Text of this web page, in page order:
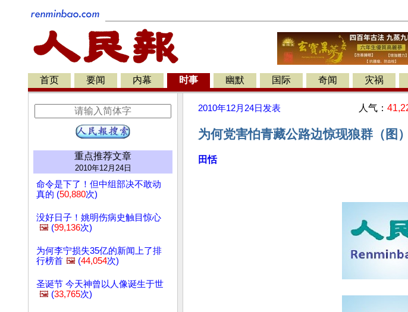
首页 要闻 内幕 时事 幽默 国际 奇闻 灾祸
重点推荐文章
2010年12月24日
命令是下了！但中组部决不敢动
真的 (50,880次)
没好日子！姚明伤病史触目惊心
🖼️ (99,136次)
为何李宁损失35亿的新闻上了排
行榜首 🖼️ (44,054次)
圣诞节 今天神曾以人像诞生于世
🖼️ (33,765次)
2010年12月24日 发表 人气：
为何党害怕青藏公路边惊现狼群（图）
田恬